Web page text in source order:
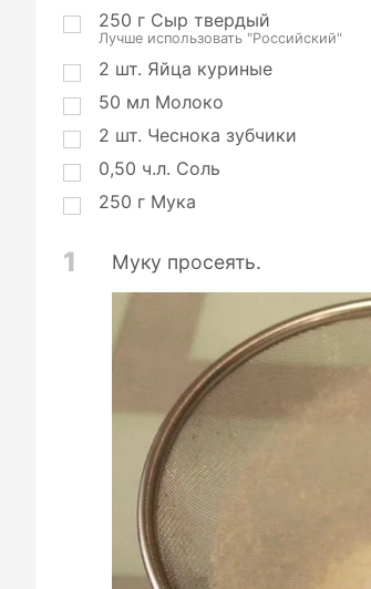
и
250 г Сыр твердый
Лучше использовать "Российский"
2 шт. Яйца куриные
50 мл Молоко
2 шт. Чеснока зубчики
0,50 ч.л. Соль
250 г Мука
1 Муку просеять.